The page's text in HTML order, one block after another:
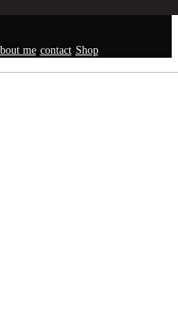
me contact Shop